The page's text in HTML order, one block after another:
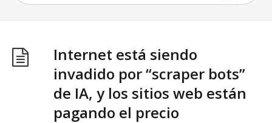
Internet está siendo
invadido por “scraper bots”
de IA, y los sitios web están
pagando el precio